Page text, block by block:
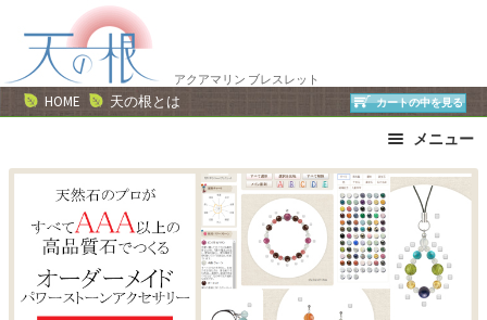
ー
シ
ン
ン
ツ
ス
アクアマリン ブレスレット
HOME 天の根とは カートの中を見る
メニュー
ブレスレット
ストラップ
ネックレス
ピアス・イヤリング
リング
運勢で選ぶ
誕生石で選ぶ
色で選ぶ
干支石で選ぶ
星座石で選ぶ